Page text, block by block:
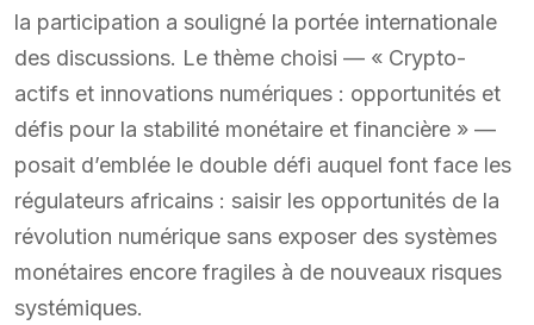
la participation a souligné la portée internationale
des discussions. Le thème choisi — « Crypto-
actifs et innovations numériques : opportunités et
défis pour la stabilité monétaire et financière » —
posait d’emblée le double défi auquel font face les
régulateurs africains : saisir les opportunités de la
révolution numérique sans exposer des systèmes
monétaires encore fragiles à de nouveaux risques
systémiques.